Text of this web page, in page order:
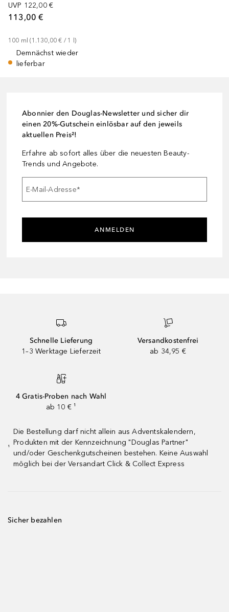
UVP 122,00 €
113,00 €
100 ml (1.130,00 € / 1 )
Demnächst wieder
lieferbar
Abonnier den Douglas-Newsletter und sicher dir
einen 20%-Gutschein einlösbar auf den jeweils
aktuellen Preis²!
Erfahre ab sofort alles über die neuesten Beauty-
Trends und Angebote.
E-Mail-Adresse*
ANMELDEN
Schnelle Lieferung
1–3 Werktage Lieferzeit
Versandkostenfrei
ab 34,95 €
4 Gratis-Proben nach Wahl
ab 10 € ¹
¹
Die Bestellung darf nicht allein aus Adventskalendern,
Produkten mit der Kennzeichnung "Douglas Partner"
und/oder Geschenkgutscheinen bestehen. Keine Auswahl
möglich bei der Versandart Click & Collect Express
Sicher bezahlen